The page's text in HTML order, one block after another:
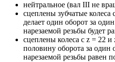
нейтральное (вал III не
сцеплены зубчатые
делает один оборот за
нарезаемой резьбы будет
сцеплены колеса с z = 22
половину оборота за
нарезаемой резьбы равен